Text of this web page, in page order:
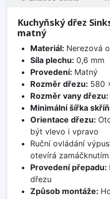
Kuchyňský dřez
matný
Materiál: Nerezová
Síla plechu: 0,6 mm
Provedení: Matný
Rozměr dřezu: 580
Rozměr vany dřezu:
Minimální šířka
Orientace dřezu:
být vlevo i vpravo
Ruční ovládání
otevírá
Provedení přepadu:
dřezu
Způsob montáže: